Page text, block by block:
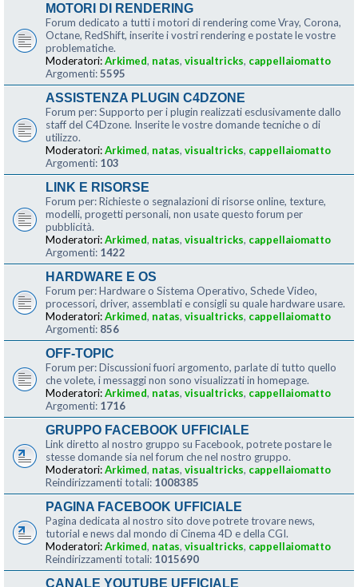
MOTORI DI RENDERING
Forum dedicato a tutti i motori di rendering come Vray, Corona,
Octane, RedShift, inserite i vostri rendering e postate le vostre
problematiche.
Moderatori:Arkimed, natas, visualtricks, cappellaiomatto
Argomenti:5595
ASSISTENZA PLUGIN C4DZONE
Forum per: Supporto per i plugin realizzati esclusivamente dallo
staff del C4Dzone. Inserite le vostre domande tecniche o di
utilizzo.
Moderatori:Arkimed, natas, visualtricks, cappellaiomatto
Argomenti: 103
LINK E RISORSE
Forum per: Richieste o segnalazioni di risorse online, texture,
modelli, progetti personali, non usate questo forum per
pubblicità.
Moderatori:Arkimed, natas, visualtricks, cappellaiomatto
Argomenti: 1422
HARDWARE E OS
Forum per: Hardware o Sistema Operativo, Schede Video,
processori, driver, assemblati e consigli su quale hardware usare.
Moderatori:Arkimed, natas, visualtricks, cappellaiomatto
Argomenti: 856
OFF-TOPIC
Forum per: Discussioni fuori argomento, parlate di tutto quello
che volete, i messaggi non sono visualizzati in homepage.
Moderatori:Arkimed, natas, visualtricks, cappellaiomatto
Argomenti: 1716
GRUPPO FACEBOOK UFFICIALE
Link diretto al nostro gruppo su Facebook, potrete postare le
stesse domande sia nel forum che nel nostro gruppo.
Moderatori:Arkimed, natas, visualtricks, cappellaiomatto
Reindirizzamenti totali: 1008385
PAGINA FACEBOOK UFFICIALE
Pagina dedicata al nostro sito dove potrete trovare news,
tutorial e news dal mondo di Cinema 4D e della CGI.
Moderatori:Arkimed, natas, visualtricks, cappellaiomatto
Reindirizzamenti totali: 1015690
CANALE YOUTUBE UFFICIALE